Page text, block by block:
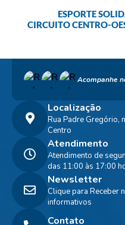
ESPORTE
CIRCUITO CENTRO-
Acompanhe
Localização
Rua Padre Gregório,
Centro
Contato
Atendimento
Atendimento de
das 11:00 às 17:00
Newsletter
Clique para Receber
informativos